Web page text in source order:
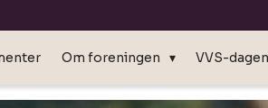
Om foreningen VVS-